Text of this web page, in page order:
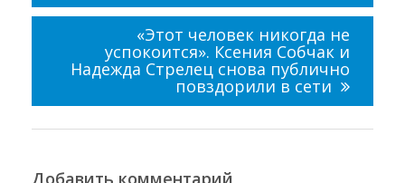
«Этот человек никогда не
успокоится». Ксения Собчак и
Надежда Стрелец снова публично
повздорили в сети
Добавить комментарий